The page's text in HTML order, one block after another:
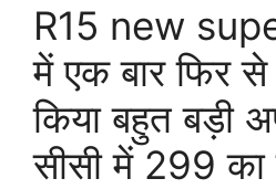
R15 new
में एक बार फिर
किया बहुत बड़ी
सीसी में 299 का